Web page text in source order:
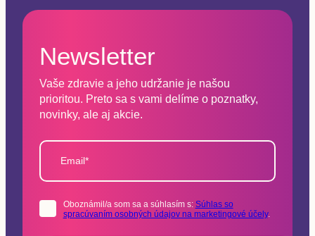
Newsletter
Vaše zdravie a jeho udržanie je našou
prioritou. Preto sa s vami delíme o poznatky,
novinky, ale aj akcie.
Email*
Oboznámil/a som sa a súhlasím s: Súhlas so
spracúvaním osobných údajov na marketingové účely.